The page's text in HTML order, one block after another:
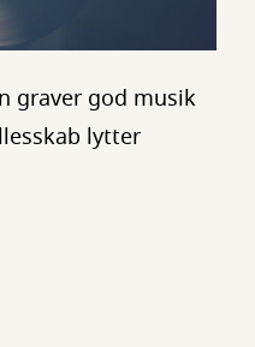
graver god musik
lytter